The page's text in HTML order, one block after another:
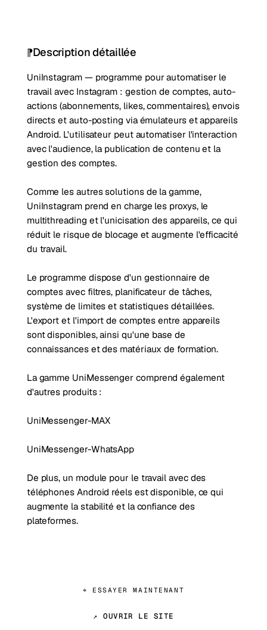
Description détaillée
UniInstagram — programme pour automatiser le
travail avec Instagram : gestion de comptes, auto-
actions (abonnements, likes, commentaires), envois
directs et auto-posting via émulateurs et appareils
Android. L'utilisateur peut automatiser l'interaction
avec l'audience, la publication de contenu et la
gestion des comptes.
Comme les autres solutions de la gamme,
UniInstagram prend en charge les proxys, le
multithreading et l'unicisation des appareils, ce qui
réduit le risque de blocage et augmente l'efficacité
du travail.
Le programme dispose d'un gestionnaire de
comptes avec filtres, planificateur de tâches,
système de limites et statistiques détaillées.
L'export et l'import de comptes entre appareils
sont disponibles, ainsi qu'une base de
connaissances et des matériaux de formation.
La gamme UniMessenger comprend également
d'autres produits :
UniMessenger-MAX
UniMessenger-WhatsApp
De plus, un module pour le travail avec des
téléphones Android réels est disponible, ce qui
augmente la stabilité et la confiance des
plateformes.
⌖ ESSAYER MAINTENANT
↗ OUVRIR LE SITE